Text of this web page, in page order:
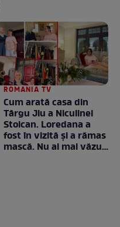
ROMANIA TV
Cum arată casa din
Târgu Jiu a Niculinei
Stoican. Loredana a
fost în vizită și a rămas
mască. Nu ai mai văzut